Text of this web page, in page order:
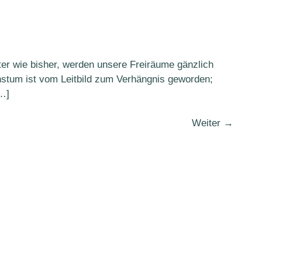
wie bisher, werden unsere Freiräume gänzlich
ist vom Leitbild zum Verhängnis geworden;
Weiter →